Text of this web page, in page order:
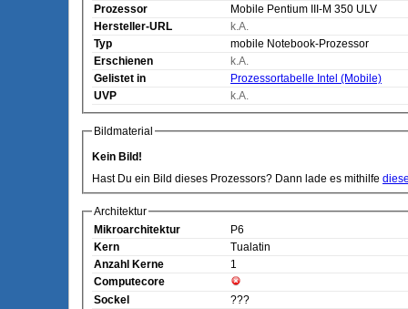
Prozessor
Mobile Pentium III-M 350 ULV
Hersteller-URL
k.A.
Typ
mobile Notebook-Prozessor
Erschienen
k.A.
Gelistet in
Prozessortabelle Intel (Mobile)
UVP
k.A.
Bildmaterial
Kein Bild!
Hast Du ein Bild dieses Prozessors? Dann lade es mithilfe
Architektur
Mikroarchitektur
P6
Kern
Tualatin
Anzahl Kerne
1
Computecore
Sockel
???